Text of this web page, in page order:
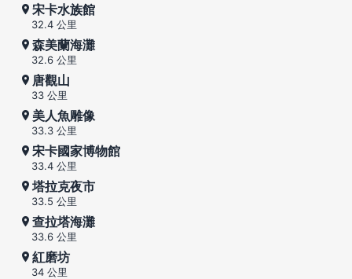
宋卡水族館
32.4 公里
森美蘭海灘
32.6 公里
唐觀山
33 公里
美人魚雕像
33.3 公里
宋卡國家博物館
33.4 公里
塔拉克夜市
33.5 公里
查拉塔海灘
33.6 公里
紅磨坊
34 公里